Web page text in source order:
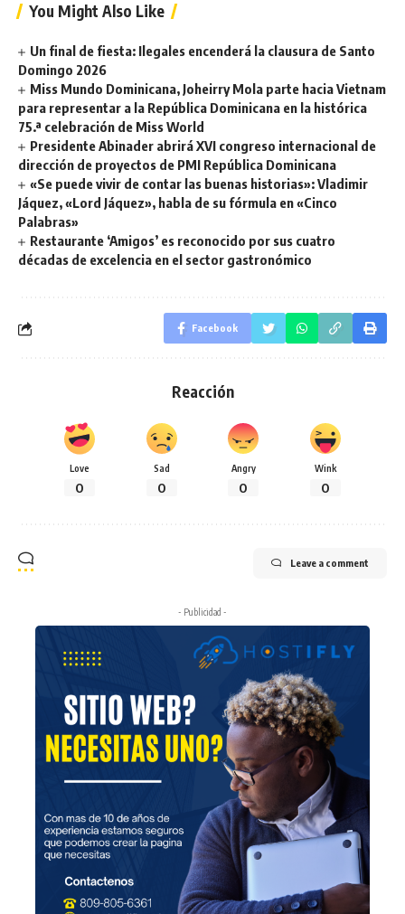
You Might Also Like
Un final de fiesta: Ilegales encenderá la clausura de Santo
Domingo 2026
Miss Mundo Dominicana, Joheirry Mola parte hacia Vietnam
para representar a la República Dominicana en la histórica
75.ª celebración de Miss World
Presidente Abinader abrirá XVI congreso internacional de
dirección de proyectos de PMI República Dominicana
«Se puede vivir de contar las buenas historias»: Vladimir
Jáquez, «Lord Jáquez», habla de su fórmula en «Cinco
Palabras»
Restaurante ‘Amigos’ es reconocido por sus cuatro
décadas de excelencia en el sector gastronómico
Facebook
Reacción
Love
0
Sad
0
Angry
0
Wink
0
Leave a comment
- Publicidad -